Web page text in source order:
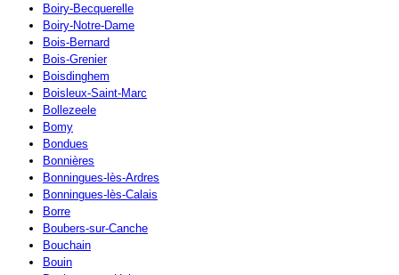
Boiry-Becquerelle
Boiry-Notre-Dame
Bois-Bernard
Bois-Grenier
Boisdinghem
Boisleux-Saint-Marc
Bollezeele
Bomy
Bondues
Bonnières
Bonningues-lès-Ardres
Bonningues-lès-Calais
Borre
Boubers-sur-Canche
Bouchain
Bouin